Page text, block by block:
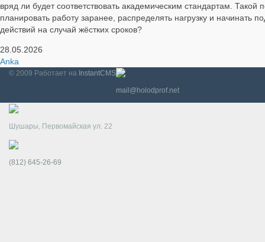
вряд ли будет соответствовать академическим стандартам.
планировать работу заранее, распределять нагрузку и начинать
действий на случай жёстких сроков?
28.05.2026
Anka
© 2009 Работает на InstantCMS
mail@holodprof.net
Шушары, Первомайская ул. 22
(812) 645-26-69